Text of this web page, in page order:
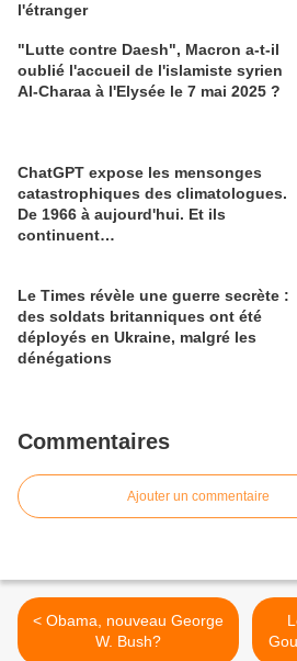
l'étranger
"Lutte contre Daesh", Macron a-t-il
oublié l'accueil de l'islamiste syrien
Al-Charaa à l'Elysée le 7 mai 2025 ?
ChatGPT expose les mensonges
catastrophiques des climatologues.
De 1966 à aujourd'hui. Et ils
continuent…
Le Times révèle une guerre secrète :
des soldats britanniques ont été
déployés en Ukraine, malgré les
dénégations
Commentaires
Ajouter un commentaire
< Obama, nouveau George
W. Bush?